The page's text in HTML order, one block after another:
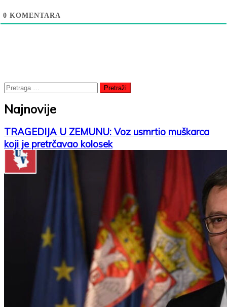
0 KOMENTARA
Pretraga
za:
Najnovije
TRAGEDIJA U ZEMUNU: Voz usmrtio muškarca
koji je pretrčavao kolosek